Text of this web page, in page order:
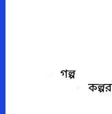
গল্প